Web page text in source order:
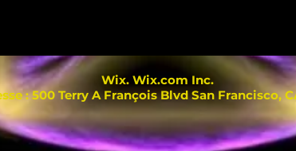
Wix. Wix.com Inc.
: 500 Terry A François Blvd San Francisco,